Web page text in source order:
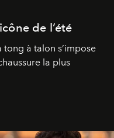
de l’été
à talon s’impose
la plus